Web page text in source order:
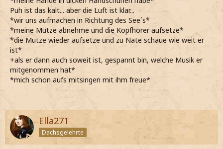
Puh ist das kalt... aber die Luft ist klar...
*wir uns aufmachen in Richtung des See´s*
*meine Mütze abnehme und die Kopfhörer aufsetze*
*die Mütze wieder aufsetze und zu Nate schaue wie weit er
ist*
+als er dann auch soweit ist, gespannt bin, welche Musik er
mitgenommen hat*
*mich schon aufs mitsingen mit ihm freue*
Ella271
Dachsgelehrte